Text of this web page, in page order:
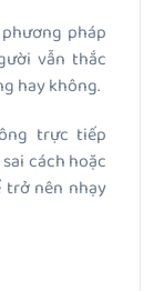
pháp
vẫn thắc
hay không.
trực tiếp
sai cách hoặc
trở nên nhạy